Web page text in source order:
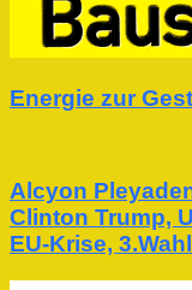
Energie zur
Alcyon
Clinton Trump,
EU-Krise,